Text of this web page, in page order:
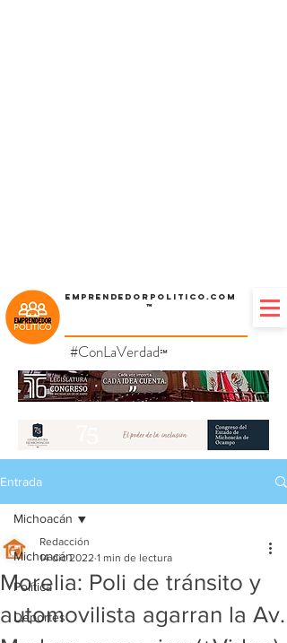
Emprendedorpolitico.com
™
#ConLaVerdad℠
Entrada
Michoacán
Política
Deportes
Michoacán
Morelia: Poli de tránsito y
automovilista agarran la Av.
Redacción
14 dic 2022 1 min de lectura